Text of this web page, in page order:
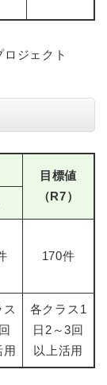
ロジェクト
目標値
（R7）
170件
ス
用
各クラス1
日2～3回
以上活用